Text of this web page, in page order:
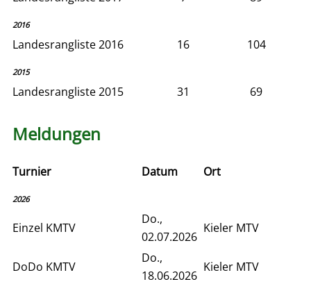
2016
Landesrangliste 2016 16 104
2015
Landesrangliste 2015 31 69
Meldungen
Turnier Datum Ort
2026
Einzel KMTV
Do.,
02.07.2026
Kieler MTV
DoDo KMTV
Do.,
18.06.2026
Kieler MTV